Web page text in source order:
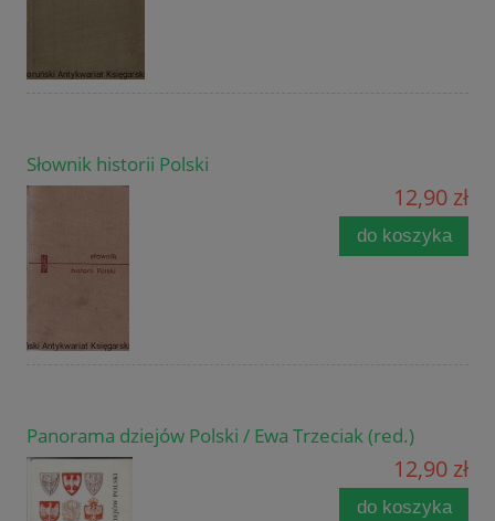
Słownik historii Polski
12,90 zł
do koszyka
Panorama dziejów Polski / Ewa Trzeciak (red.)
12,90 zł
do koszyka